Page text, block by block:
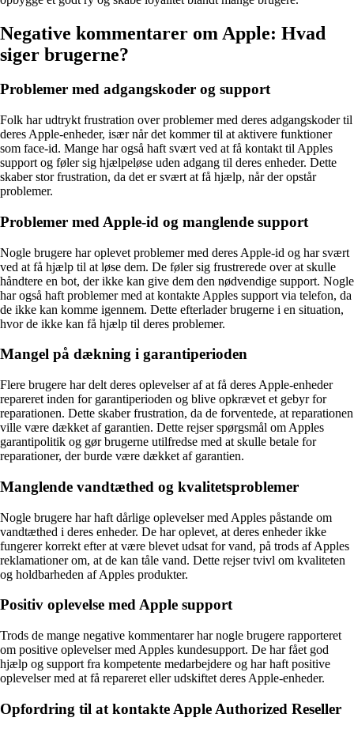
Negative kommentarer om Apple: Hvad
siger brugerne?
Problemer med adgangskoder og support
Folk har udtrykt frustration over problemer med deres adgangskoder til
deres Apple-enheder, især når det kommer til at aktivere funktioner
som face-id. Mange har også haft svært ved at få kontakt til Apples
support og føler sig hjælpeløse uden adgang til deres enheder. Dette
skaber stor frustration, da det er svært at få hjælp, når der opstår
problemer.
Problemer med Apple-id og manglende support
Nogle brugere har oplevet problemer med deres Apple-id og har svært
ved at få hjælp til at løse dem. De føler sig frustrerede over at skulle
håndtere en bot, der ikke kan give dem den nødvendige support. Nogle
har også haft problemer med at kontakte Apples support via telefon, da
de ikke kan komme igennem. Dette efterlader brugerne i en situation,
hvor de ikke kan få hjælp til deres problemer.
Mangel på dækning i garantiperioden
Flere brugere har delt deres oplevelser af at få deres Apple-enheder
repareret inden for garantiperioden og blive opkrævet et gebyr for
reparationen. Dette skaber frustration, da de forventede, at reparationen
ville være dækket af garantien. Dette rejser spørgsmål om Apples
garantipolitik og gør brugerne utilfredse med at skulle betale for
reparationer, der burde være dækket af garantien.
Manglende vandtæthed og kvalitetsproblemer
Nogle brugere har haft dårlige oplevelser med Apples påstande om
vandtæthed i deres enheder. De har oplevet, at deres enheder ikke
fungerer korrekt efter at være blevet udsat for vand, på trods af Apples
reklamationer om, at de kan tåle vand. Dette rejser tvivl om kvaliteten
og holdbarheden af Apples produkter.
Positiv oplevelse med Apple support
Trods de mange negative kommentarer har nogle brugere rapporteret
om positive oplevelser med Apples kundesupport. De har fået god
hjælp og support fra kompetente medarbejdere og har haft positive
oplevelser med at få repareret eller udskiftet deres Apple-enheder.
Opfordring til at kontakte Apple Authorized Reseller